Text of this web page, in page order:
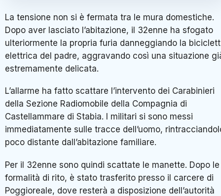
La tensione non si è fermata tra le mura domestiche.
Dopo aver lasciato l’abitazione, il 32enne ha sfogato
ulteriormente la propria furia danneggiando la
elettrica del padre, aggravando così una situazione
estremamente delicata.
L’allarme ha fatto scattare l’intervento dei Carabinieri
della Sezione Radiomobile della Compagnia di
Castellammare di Stabia. I militari si sono messi
immediatamente sulle tracce dell’uomo,
poco distante dall’abitazione familiare.
Per il 32enne sono quindi scattate le manette. Dopo le
formalità di rito, è stato trasferito presso il carcere di
Poggioreale, dove resterà a disposizione dell’autorità